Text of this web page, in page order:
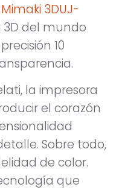
Mimaki 3DUJ-
del mundo
10
la impresora
el corazón
Sobre todo,
de color.
que